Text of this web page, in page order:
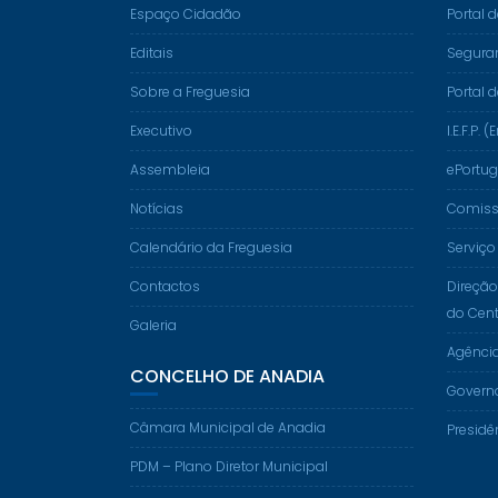
Espaço Cidadão
Editais
Sobre a Freguesia
Executivo
Assembleia
Notícias
Calendário da Freguesia
Contactos
Galeria
CONCELHO DE ANADIA
Câmara Municipal de Anadia
PDM – Plano Diretor Municipal
Portal
Portal
I.E.F.P.
do